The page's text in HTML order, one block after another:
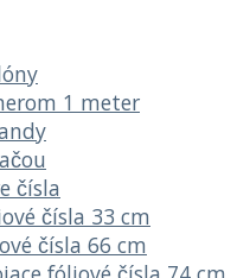
1 meter
čísla
čísla 33 cm
čísla 66 cm